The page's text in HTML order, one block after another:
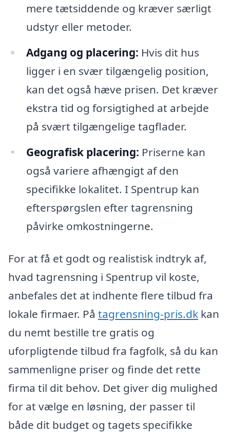
mere tætsiddende og kræver særligt
udstyr eller metoder.
Adgang og placering: Hvis dit hus
ligger i en svær tilgængelig position,
kan det også hæve prisen. Det kræver
ekstra tid og forsigtighed at arbejde
på svært tilgængelige tagflader.
Geografisk placering: Priserne kan
også variere afhængigt af den
specifikke lokalitet. I Spentrup kan
efterspørgslen efter tagrensning
påvirke omkostningerne.
For at få et godt og realistisk indtryk af,
hvad tagrensning i Spentrup vil koste,
anbefales det at indhente flere tilbud fra
lokale firmaer. På tagrensning-pris.dk kan
du nemt bestille tre gratis og
uforpligtende tilbud fra fagfolk, så du kan
sammenligne priser og finde det rette
firma til dit behov. Det giver dig mulighed
for at vælge en løsning, der passer til
både dit budget og tagets specifikke